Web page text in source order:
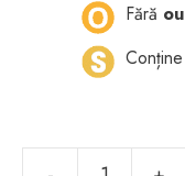
Fără ou
Conține